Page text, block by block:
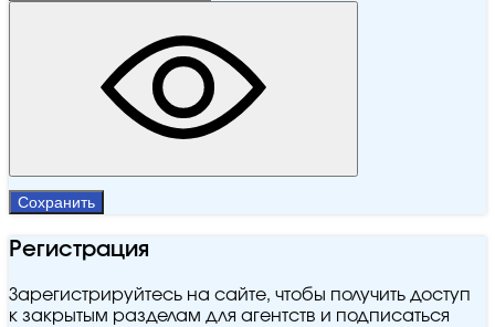
Сохранить
Регистрация
Зарегистрируйтесь на сайте, чтобы получить доступ
к закрытым разделам для агентств и подписаться